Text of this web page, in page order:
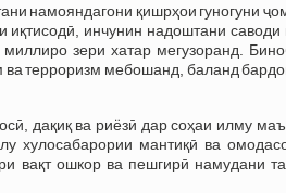
намояндагони қишрҳои гуногуни
иқтисодӣ, инчунин надоштани
зери хатар мегузоранд.
ва терроризм мебошанд, баланд
дақиқ ва риёзӣ дар соҳаи илму
хулосабарории мантиқӣ ва
вақт ошкор ва пешгирӣ намудани